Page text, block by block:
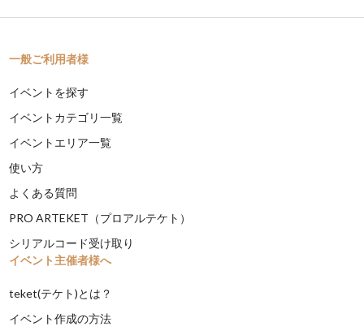
一般ご利用者様
イベントを探す
イベントカテゴリ一覧
イベントエリア一覧
使い方
よくある質問
PRO ARTEKET（プロアルテケト）
シリアルコード受け取り
イベント主催者様へ
teket(テケト)とは？
イベント作成の方法